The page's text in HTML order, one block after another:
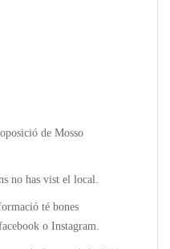
de Mosso
no has vist el local.
té bones
o Instagram.